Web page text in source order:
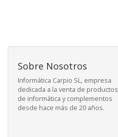
Sobre Nosotros
Informática Carpio SL, empresa
dedicada a la venta de productos
de informática y complementos
desde hace más de 20 años.